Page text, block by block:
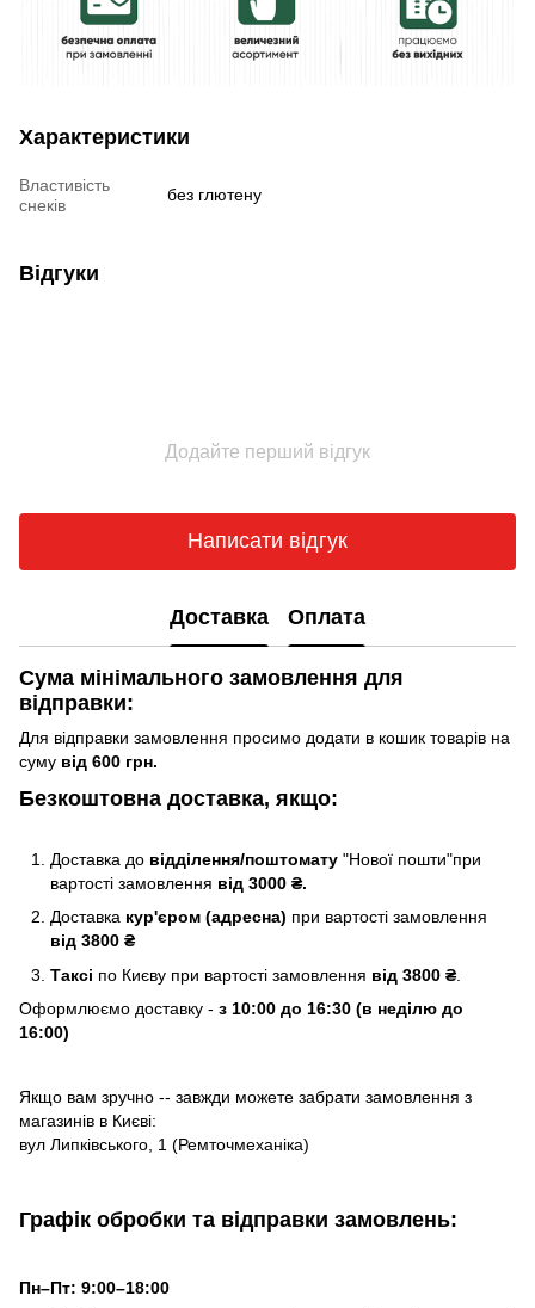
Характеристики
Властивість
снеків
без глютену
Відгуки
Додайте перший відгук
Написати відгук
Доставка Оплата
Сума мінімального замовлення для
відправки:
Для відправки замовлення просимо додати в кошик товарів на
суму від 600 грн.
Безкоштовна доставка, якщо:
Доставка до відділення/поштомату "Нової пошти"при
вартості замовлення від 3000 ₴.
Доставка кур'єром (адресна) при вартості замовлення
від 3800 ₴
Таксі по Києву при вартості замовлення від 3800 ₴.
Оформлюємо доставку - з 10:00 до 16:30 (в неділю до
16:00)
Якщо вам зручно -- завжди можете забрати замовлення з
магазинів в Києві:
вул Липківського, 1 (Ремточмеханіка)
Графік обробки та відправки замовлень:
Пн–Пт: 9:00–18:00